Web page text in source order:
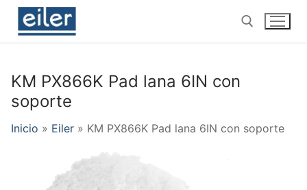
Buscar por:
KM PX866K Pad lana 6IN con
soporte
Inicio » Eiler » KM PX866K Pad lana 6IN con soporte